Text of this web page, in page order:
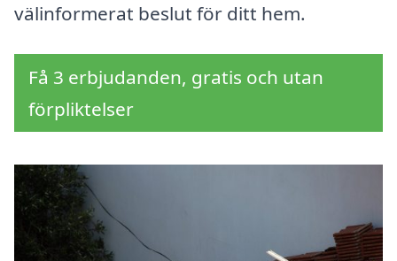
välinformerat beslut för ditt hem.
Få 3 erbjudanden, gratis och utan
förpliktelser